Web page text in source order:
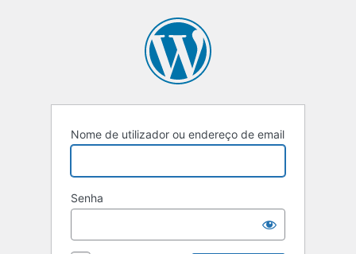
Nome de utilizador ou endereço de email
Senha